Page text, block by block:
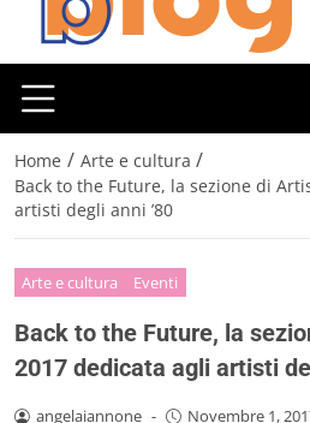
Home / Arte e cultura /
Back to the Future, la sezione di
artisti degli anni ’80
Arte e cultura Eventi
Back to the Future, la
2017 dedicata agli artisti
angelaiannone - Novembre 1,